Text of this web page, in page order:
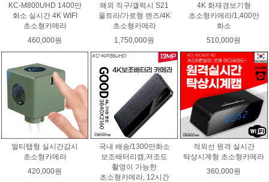
KC-M800UHD 1400만
화소 실시간 4K WIFI
초소형카메라
460,000원
해외 직구/갤럭시 S21
울트라/가로형 렌즈/4K
초소형카메라
1,750,000원
4K 화재경보기형
초소형카메라/1,400만
화소
510,000원
멀티탭형 실시간감시
초소형카메라
420,000원
국내 배송/1300만화소
보조배터리캠,저조도
촬영이 가능한
초소형카메라, 12시간
적외선 원격 실시간
탁상시계형 초소형카메라
360,000원